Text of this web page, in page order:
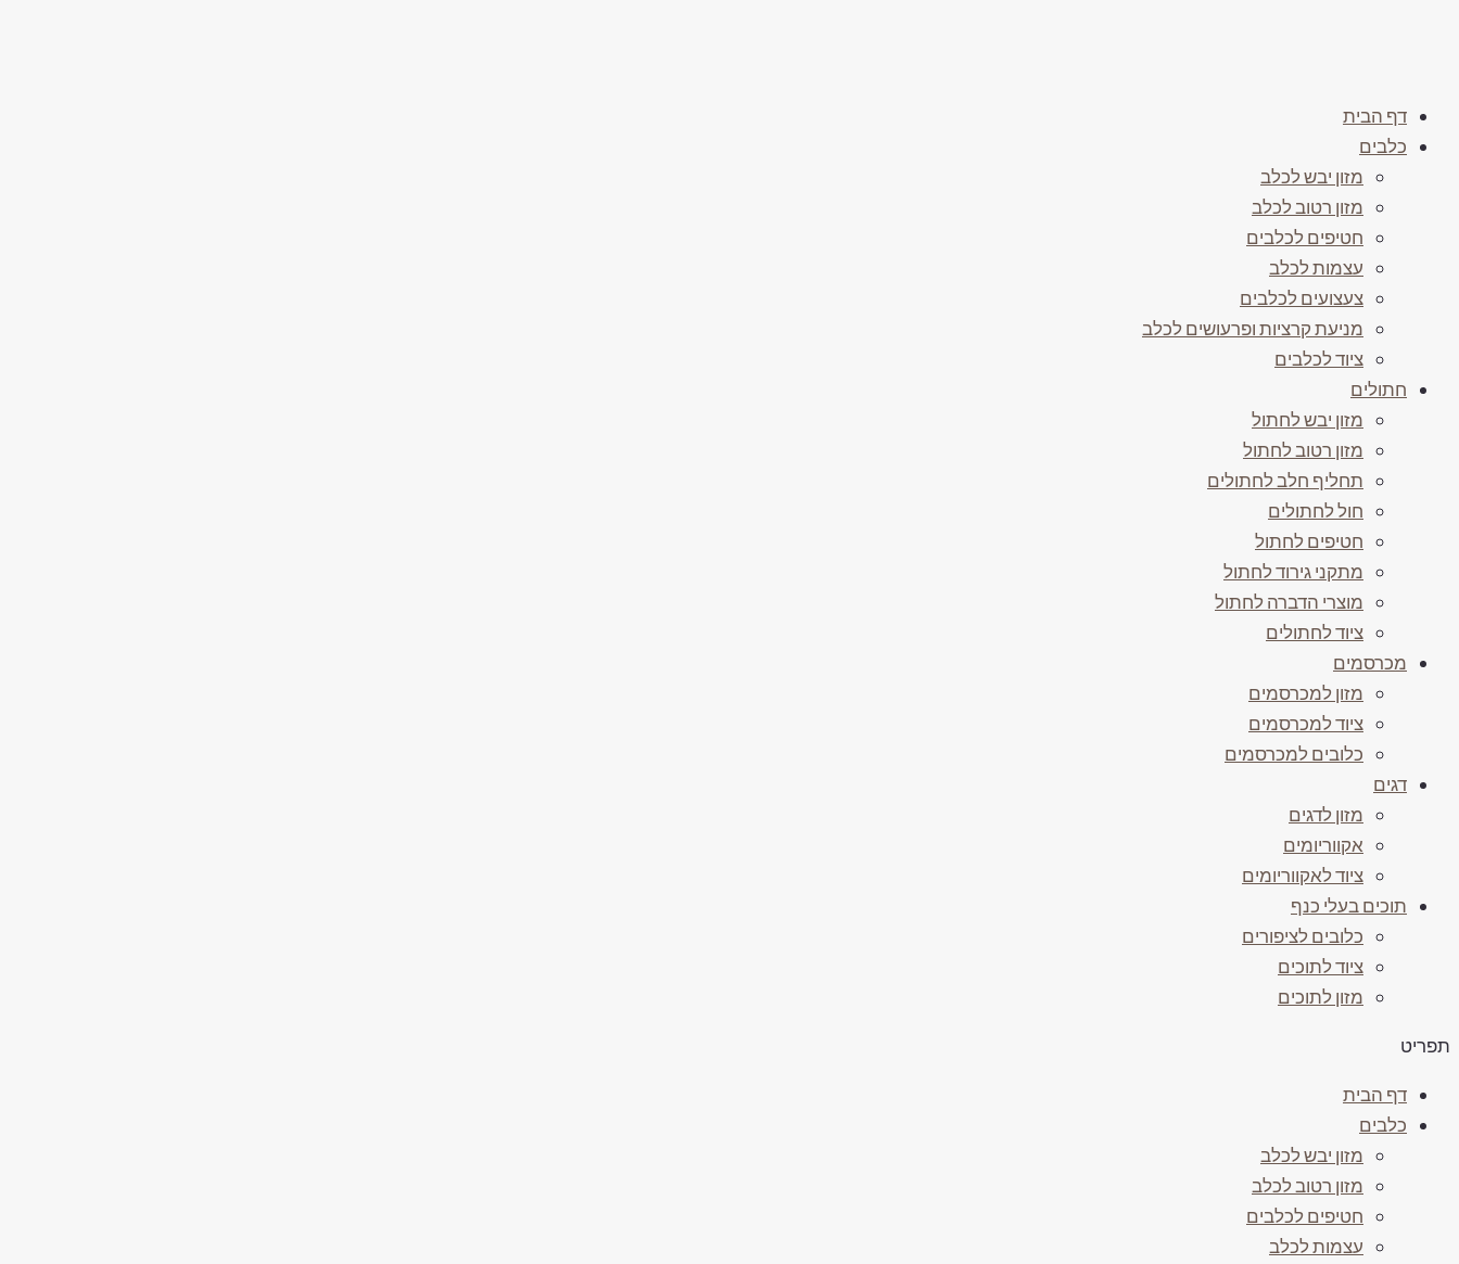
דף הבית
כלבים
מזון יבש לכלב
מזון רטוב לכלב
חטיפים לכלבים
עצמות לכלב
צעצועים לכלבים
מניעת קרציות ופרעושים לכלב
ציוד לכלבים
חתולים
מזון יבש לחתול
מזון רטוב לחתול
תחליף חלב לחתולים
חול לחתולים
חטיפים לחתול
מתקני גירוד לחתול
מוצרי הדברה לחתול
ציוד לחתולים
מכרסמים
מזון למכרסמים
ציוד למכרסמים
כלובים למכרסמים
דגים
מזון לדגים
אקווריומים
ציוד לאקווריומים
תוכים בעלי כנף
כלובים לציפורים
ציוד לתוכים
מזון לתוכים
תפריט
דף הבית
כלבים
מזון יבש לכלב
מזון רטוב לכלב
חטיפים לכלבים
עצמות לכלב